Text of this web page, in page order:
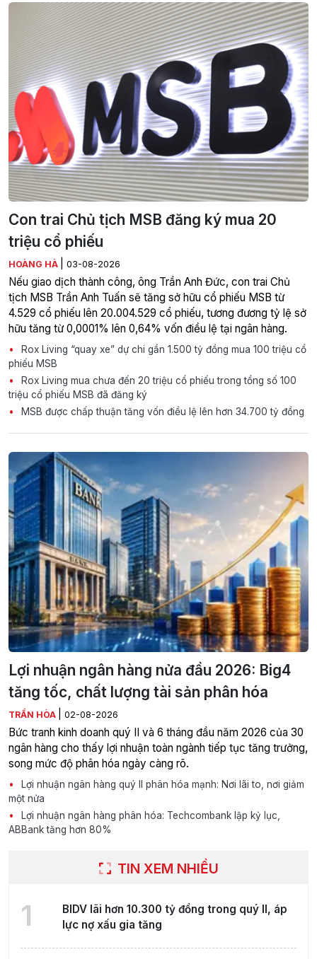
Con trai Chủ tịch MSB đăng ký mua 20
triệu cổ phiếu
HOÀNG HÀ 03-08-2026
Nếu giao dịch thành công, ông Trần Anh Đức, con trai Chủ
tịch MSB Trần Anh Tuấn sẽ tăng sở hữu cổ phiếu MSB từ
4.529 cổ phiếu lên 20.004.529 cổ phiếu, tương đương tỷ lệ sở
hữu tăng từ 0,0001% lên 0,64% vốn điều lệ tại ngân hàng.
Rox Living “quay xe” dự chi gần 1.500 tỷ đồng mua 100 triệu cổ
phiếu MSB
Rox Living mua chưa đến 20 triệu cổ phiếu trong tổng số 100
triệu cổ phiếu MSB đã đăng ký
MSB được chấp thuận tăng vốn điều lệ lên hơn 34.700 tỷ đồng
Lợi nhuận ngân hàng nửa đầu 2026: Big4
tăng tốc, chất lượng tài sản phân hóa
TRẦN HÒA 02-08-2026
Bức tranh kinh doanh quý II và 6 tháng đầu năm 2026 của 30
ngân hàng cho thấy lợi nhuận toàn ngành tiếp tục tăng trưởng,
song mức độ phân hóa ngày càng rõ.
Lợi nhuận ngân hàng quý II phân hóa mạnh: Nơi lãi to, nơi giảm
một nửa
Lợi nhuận ngân hàng phân hóa: Techcombank lập kỷ lục,
ABBank tăng hơn 80%
TIN XEM NHIỀU
1
BIDV lãi hơn 10.300 tỷ đồng trong quý II, áp
lực nợ xấu gia tăng